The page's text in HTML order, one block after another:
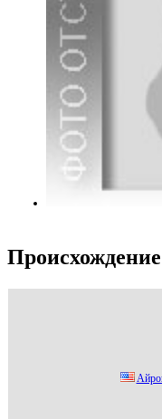
Происхождение